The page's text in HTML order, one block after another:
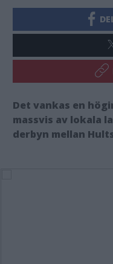
Det vankas en
massvis av lokala
derbyn mellan